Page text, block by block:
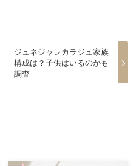
ジュネジャレカラジュ家族
構成は？子供はいるのかも
調査